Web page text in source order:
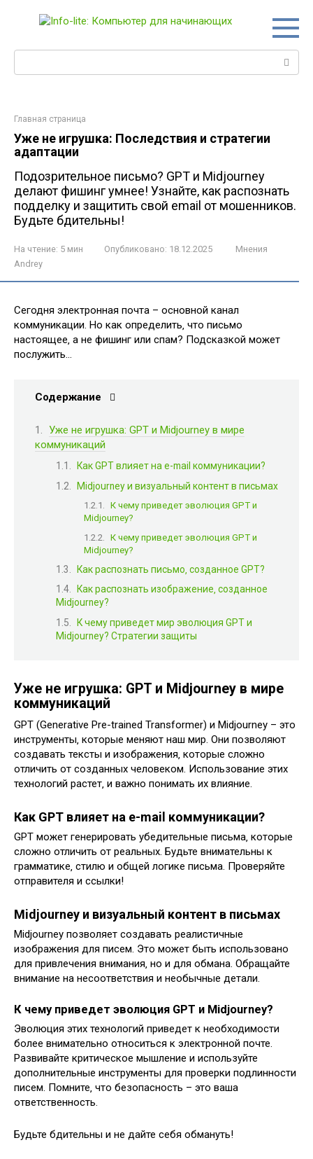
Главная страница
Уже не игрушка: Последствия и стратегии
адаптации
Подозрительное письмо? GPT и Midjourney
делают фишинг умнее! Узнайте, как распознать
подделку и защитить свой email от мошенников.
Будьте бдительны!
На чтение: 5 мин Опубликовано: 18.12.2025
Мнения
Andrey
Сегодня электронная почта – основной канал
коммуникации. Но как определить‚ что письмо
настоящее‚ а не фишинг или спам? Подсказкой может
послужить…
Содержание
Уже не игрушка: GPT и Midjourney в мире
коммуникаций
Как GPT влияет на e-mail коммуникации?
Midjourney и визуальный контент в письмах
К чему приведет эволюция GPT и
Midjourney?
К чему приведет эволюция GPT и
Midjourney?
Как распознать письмо‚ созданное GPT?
Как распознать изображение‚ созданное
Midjourney?
К чему приведет мир эволюция GPT и
Midjourney? Стратегии защиты
Уже не игрушка: GPT и Midjourney в мире
коммуникаций
GPT (Generative Pre-trained Transformer) и Midjourney – это
инструменты‚ которые меняют наш мир. Они позволяют
создавать тексты и изображения‚ которые сложно
отличить от созданных человеком. Использование этих
технологий растет‚ и важно понимать их влияние.
Как GPT влияет на e-mail коммуникации?
GPT может генерировать убедительные письма‚ которые
сложно отличить от реальных. Будьте внимательны к
грамматике‚ стилю и общей логике письма. Проверяйте
отправителя и ссылки!
Midjourney и визуальный контент в письмах
Midjourney позволяет создавать реалистичные
изображения для писем. Это может быть использовано
для привлечения внимания‚ но и для обмана. Обращайте
внимание на несоответствия и необычные детали.
К чему приведет эволюция GPT и Midjourney?
Эволюция этих технологий приведет к необходимости
более внимательно относиться к электронной почте.
Развивайте критическое мышление и используйте
дополнительные инструменты для проверки подлинности
писем. Помните‚ что безопасность – это ваша
ответственность.
Будьте бдительны и не дайте себя обмануть!